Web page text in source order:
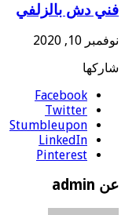
فني دش بالزلفي
نوفمبر 10, 2020
شاركها
Facebook
Twitter
Stumbleupon
LinkedIn
Pinterest
عن admin